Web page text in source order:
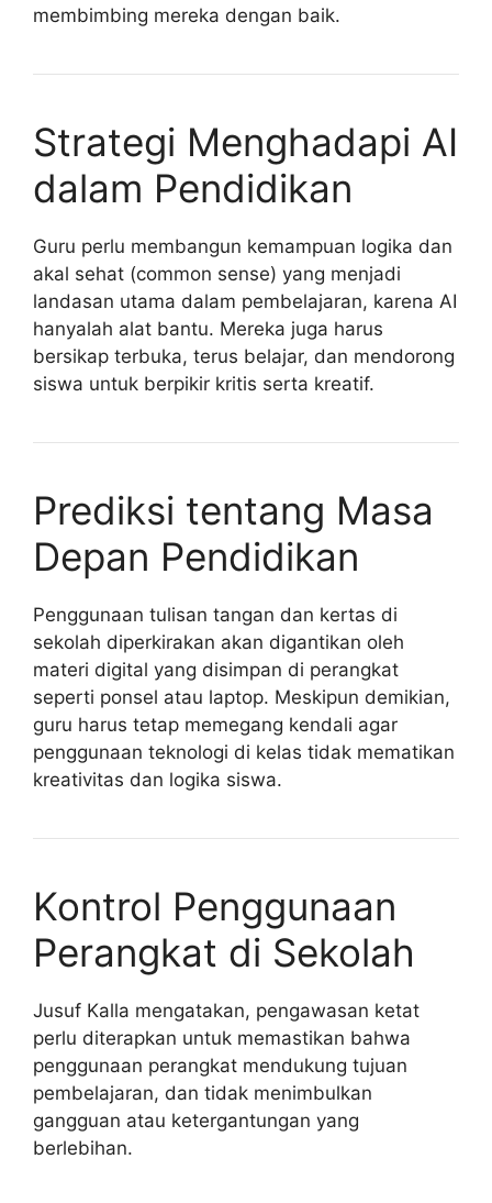
membimbing mereka dengan baik.
Strategi Menghadapi AI
dalam Pendidikan
Guru perlu membangun kemampuan logika dan
akal sehat (common sense) yang menjadi
landasan utama dalam pembelajaran, karena AI
hanyalah alat bantu. Mereka juga harus
bersikap terbuka, terus belajar, dan mendorong
siswa untuk berpikir kritis serta kreatif.
Prediksi tentang Masa
Depan Pendidikan
Penggunaan tulisan tangan dan kertas di
sekolah diperkirakan akan digantikan oleh
materi digital yang disimpan di perangkat
seperti ponsel atau laptop. Meskipun demikian,
guru harus tetap memegang kendali agar
penggunaan teknologi di kelas tidak mematikan
kreativitas dan logika siswa.
Kontrol Penggunaan
Perangkat di Sekolah
Jusuf Kalla mengatakan, pengawasan ketat
perlu diterapkan untuk memastikan bahwa
penggunaan perangkat mendukung tujuan
pembelajaran, dan tidak menimbulkan
gangguan atau ketergantungan yang
berlebihan.